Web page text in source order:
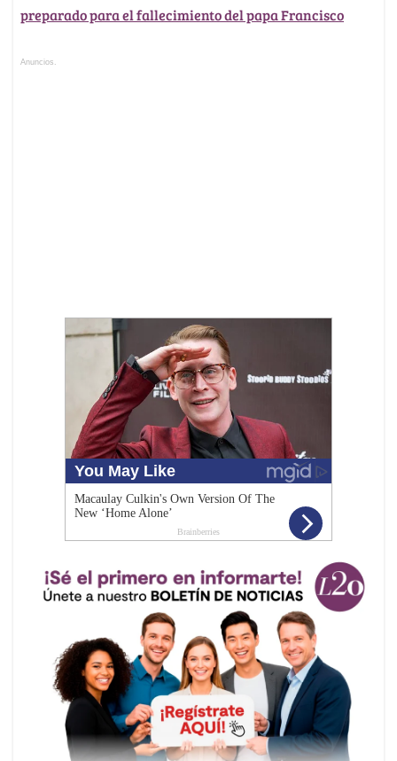
preparado para el fallecimiento del papa Francisco
Anuncios.